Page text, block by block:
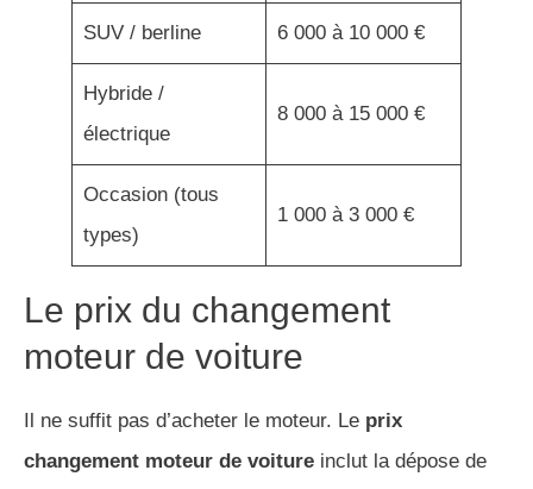
SUV / berline 6 000 à 10 000 €
Hybride /
électrique
8 000 à 15 000 €
Occasion (tous
types)
1 000 à 3 000 €
Le prix du changement
moteur de voiture
Il ne suffit pas d’acheter le moteur. Le prix
changement moteur de voiture inclut la dépose de